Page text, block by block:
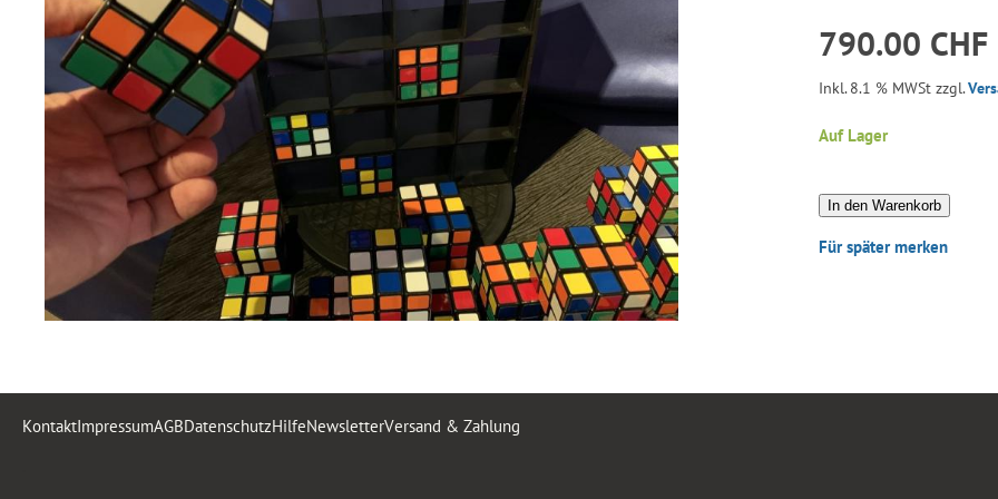
790.00 CHF
Inkl. 8.1 % MWSt zzgl.
Auf Lager
In den Warenkorb
Für später merken
KontaktImpressumAGBDatenschutzHilfeNewsletterVersand & Zahlung